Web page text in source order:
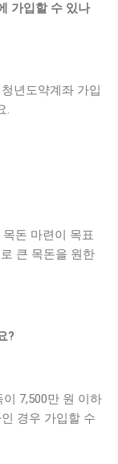
가입할 수 있나
년도약계좌 가입
.
돈 마련이 목표
큰 목돈을 원한
?
7,500만 원 이하
경우 가입할 수